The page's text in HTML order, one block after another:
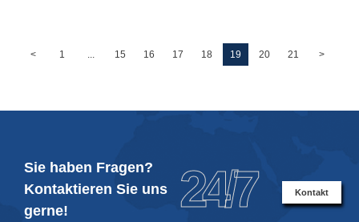
< 1 15 16 17 18 19 20 21 >
Sie haben Fragen?
Kontaktieren Sie uns
gerne!
24/7 Kontakt